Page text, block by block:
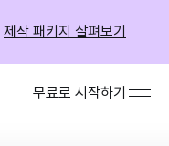
제작 패키지 살펴보기
무료로 시작하기